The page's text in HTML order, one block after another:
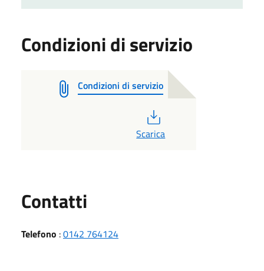
Condizioni di servizio
Condizioni di servizio
Scarica
Contatti
Telefono :0142 764124